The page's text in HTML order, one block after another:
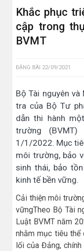
Khắc phục
cập trong
BVMT
ĐĂNG BÀI 22/09/2021
Bộ Tài nguyên
tra của Bộ Tư
dẫn thi hành
trường
1/1/2022. Mục
môi trường, bảo
sinh thái, bảo
kinh tế bền vững.
Cải thiện môi
vữngTheo Bộ Tài
Luật BVMT năm
nhằm mục tiêu
lối của Đảng,